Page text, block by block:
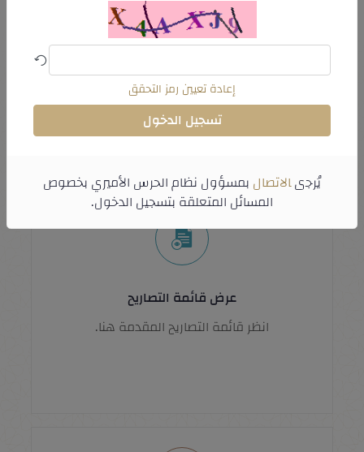
إرسال طلب التصريح في النظام.
عرض قائمة التصاريح
انظر قائمة التصاريح المقدمة هنا.
إعادة تعيين رمز التحقق
تسجيل الدخول
يُرجىالاتصال بمسؤول نظام الحرس الأميري بخصوص
المسائل المتعلقة بتسجيل الدخول.